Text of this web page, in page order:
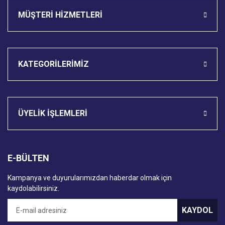
MÜŞTERİ HİZMETLERİ
KATEGORİLERİMİZ
ÜYELİK İŞLEMLERİ
E-BÜLTEN
Kampanya ve duyurularımızdan haberdar olmak için
kaydolabilirsiniz.
KAYDOL